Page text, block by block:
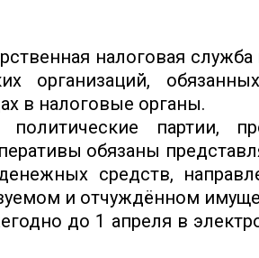
налоговая
организаций,
в налоговые органы.
партии,
обязаны
средств,
и отчуждённом
до 1 апреля в